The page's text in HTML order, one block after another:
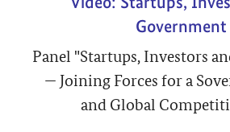
Government
Panel "Startups, Investors
— Joining Forces for a
and Global